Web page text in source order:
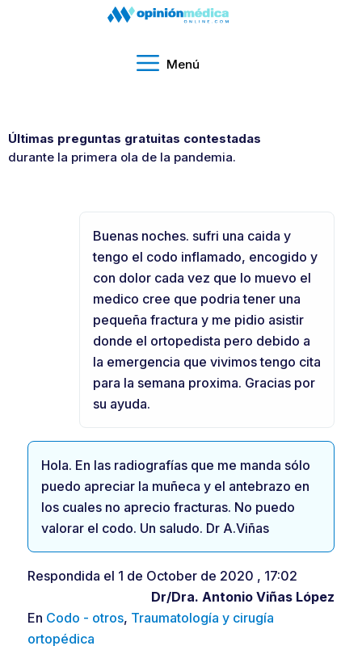
Menú
Últimas preguntas gratuitas contestadas
durante la primera ola de la pandemia.
Buenas noches. sufri una caida y
tengo el codo inflamado, encogido y
con dolor cada vez que lo muevo el
medico cree que podria tener una
pequeña fractura y me pidio asistir
donde el ortopedista pero debido a
la emergencia que vivimos tengo cita
para la semana proxima. Gracias por
su ayuda.
Hola. En las radiografías que me manda sólo
puedo apreciar la muñeca y el antebrazo en
los cuales no aprecio fracturas. No puedo
valorar el codo. Un saludo. Dr A.Viñas
Respondida el 1 de October de 2020 , 17:02
Dr/Dra. Antonio Viñas López
En Codo - otros, Traumatología y cirugía
ortopédica